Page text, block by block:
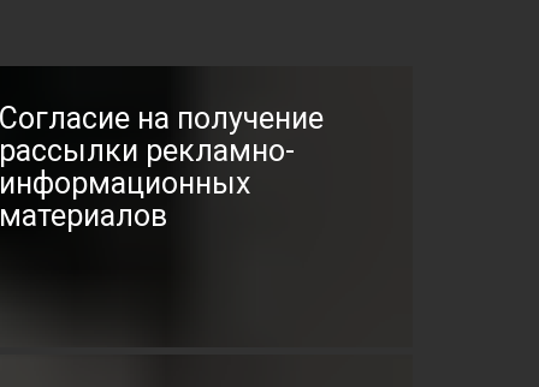
Согласие на получение
рассылки рекламно-
информационных
материалов